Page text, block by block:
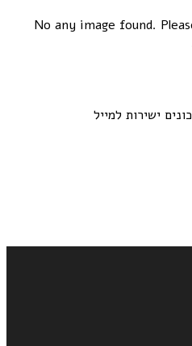
No any image found.
ישירות למייל